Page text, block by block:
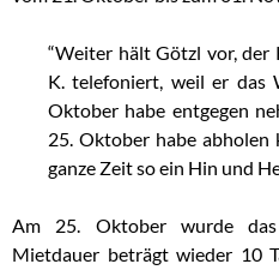
“Weiter hält Götzl vor, der
K. telefoniert, weil er das
Oktober habe entgegen
25. Oktober habe abholen
ganze Zeit so ein Hin und
Am 25. Oktober wurde
Mietdauer beträgt wieder 10